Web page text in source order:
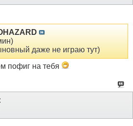
даже не играю тут)
пофиг на тебя